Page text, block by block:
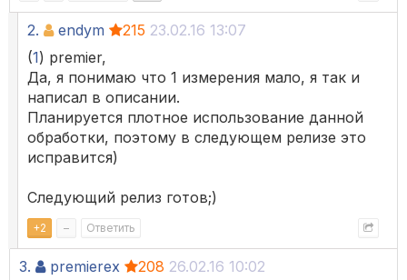
2. endym 215 23.02.16 13:07
(1) premier,
Да, я понимаю что 1 измерения мало, я так и
написал в описании.
Планируется плотное использование данной
обработки, поэтому в следующем релизе это
исправится)
Следующий релиз готов;)
+2 – Ответить
3. premierex 208 26.02.16 10:02